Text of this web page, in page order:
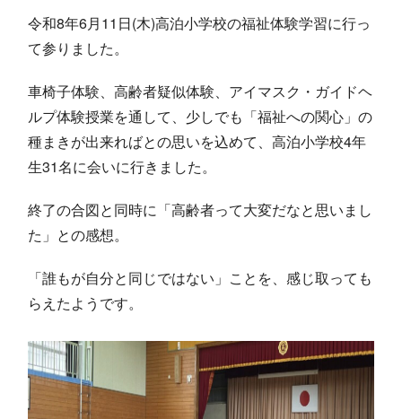
令和8年6月11 日(木)高泊小学校の福祉体験学習に行っ
て参りました。
車椅子体験、高齢者疑似体験、アイマスク・ガイドヘ
ルプ体験授業を通して、少しでも「福祉への関心」の
種まきが出来ればとの思いを込めて、高泊小学校4年
生31名に会いに行きました。
終了の合図と同時に「高齢者って大変だなと思いまし
た」との感想。
「誰もが自分と同じではない」ことを、感じ取っても
らえたようです。